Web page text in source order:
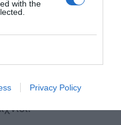
with the
Privacy Policy
που βλέπει 20%
για τον
αμέσως: με
τιμής, πριν αυτή η
Με δεδομένα, μπορεί